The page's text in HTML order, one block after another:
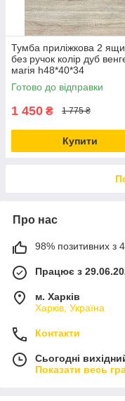
Тумба приліжкова 2
без ручок колір дуб
магія h48*40*34
Готово до відправки
1 450 ₴ 1 775 ₴
Купити
Про нас
98% позитивних з
Працює з
м. Харків
Харків, Україна
Контакти
Сьогодні
Показати весь